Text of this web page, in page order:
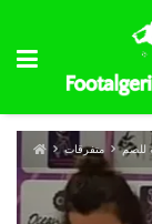
متفرقات للصم